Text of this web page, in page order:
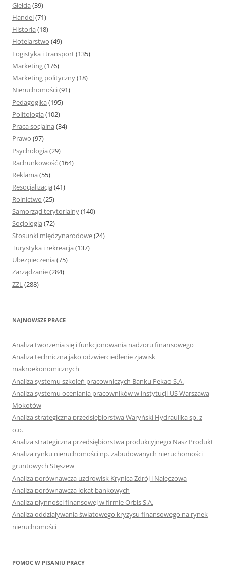
Giełda (39)
Handel(71)
Historia (18)
Hotelarstwo (49)
Logistyka i transport(135)
Marketing(176)
Marketing polityczny(18)
Nieruchomości(91)
Pedagogika (195)
Politologia (102)
Praca socjalna (34)
Prawo (97)
Psychologia (29)
Rachunkowość(164)
Reklama (55)
Resocjalizacja (41)
Rolnictwo (25)
Samorząd terytorialny(140)
Socjologia (72)
Stosunki międzynarodowe(24)
Turystyka i rekreacja (137)
Ubezpieczenia (75)
Zarządzanie(284)
ZZL(288)
NAJNOWSZE PRACE
Analiza tworzenia się i funkcjonowania nadzoru finansowego
Analiza techniczna jako odzwierciedlenie zjawisk
makroekonomicznych
Analiza systemu szkoleń pracowniczych Banku Pekao S.A.
Analiza systemu oceniania pracowników w instytucji US Warszawa
Mokotów
Analiza strategiczna przedsiębiorstwa Waryński Hydraulika sp. z
o.o.
Analiza strategiczna przedsiębiorstwa produkcyjnego Nasz Produkt
Analiza rynku nieruchomości np. zabudowanych nieruchomości
gruntowych Stęszew
Analiza porównawcza uzdrowisk Krynica Zdrój i Nałęczowa
Analiza porównawcza lokat bankowych
Analiza płynności finansowej w firmie Orbis S.A.
Analiza oddziaływania światowego kryzysu finansowego na rynek
nieruchomości
POMOC W PISANIU PRACY